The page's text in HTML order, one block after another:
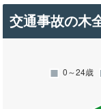
交通事故の木